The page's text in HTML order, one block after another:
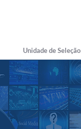
Unidade de Seleção